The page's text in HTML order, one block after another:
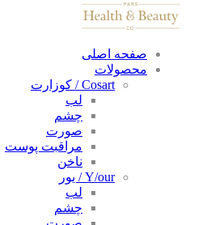
صفحه اصلی
محصولات
Cosart / کوزارت
لب
چشم
صورت
مراقبت پوست
ناخن
Y/our / یور
لب
چشم